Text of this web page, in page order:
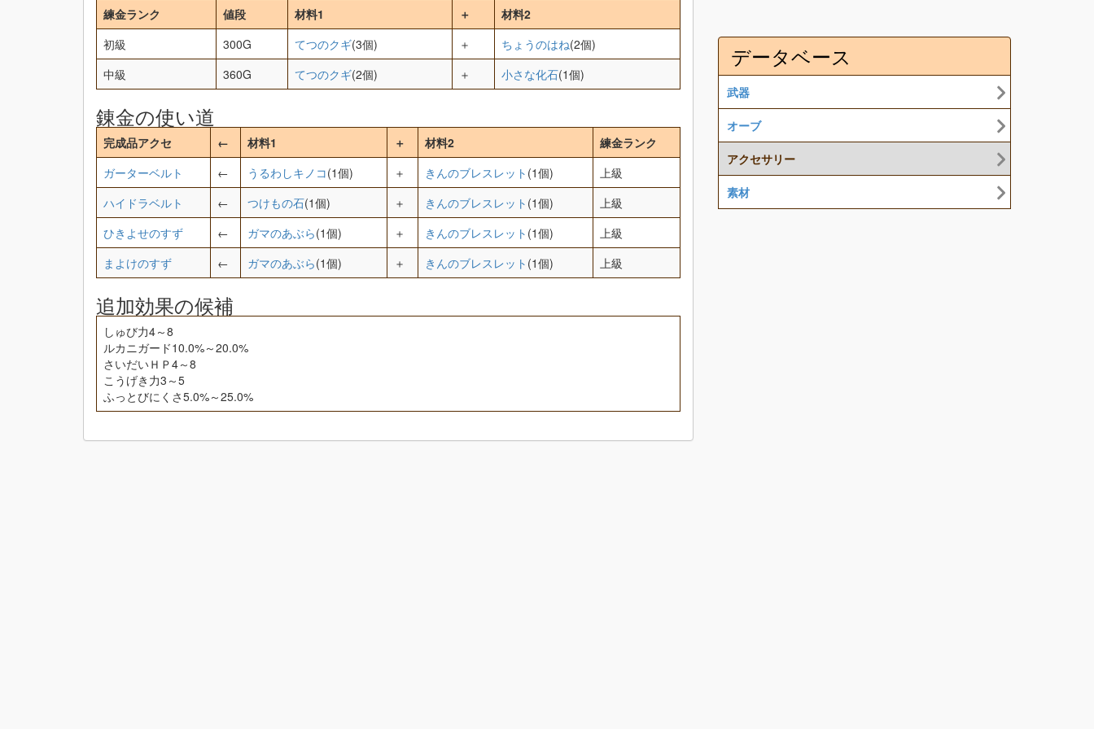
練金ランク 値段 材料1 ＋
材料2
初級
300G てつのクギ(3個) ＋ ちょうのはね(2個)
中級
360G てつのクギ(2個) ＋ 小さな化石(1個)
錬金の使い道
完成品アクセ ← 材料1 ＋ 材料2
練金ランク
ガーターベルト
← うるわしキノコ(1個) ＋ きんのブレスレット (1個)
上級
ハイドラベルト
← つけもの石(1個) ＋ きんのブレスレット (1個)
上級
ひきよせのすず
← ガマのあぶら(1個) ＋ きんのブレスレット (1個)
上級
まよけのすず
← ガマのあぶら(1個) ＋ きんのブレスレット (1個) 上級
追加効果の候補
しゅび力4～8
ルカニガード10.0%～20.0%
さいだいＨＰ4～8
こうげき力3～5
ふっとびにくさ5.0%～25.0%
データベース
武器
オーブ
アクセサリー
素材